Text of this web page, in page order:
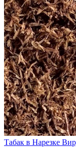
Табак в Нарезке